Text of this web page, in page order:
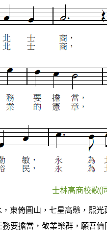
士林高商校歌(
東倚圓山，七星高懸，熙
要擔當，敬業樂群，願吾